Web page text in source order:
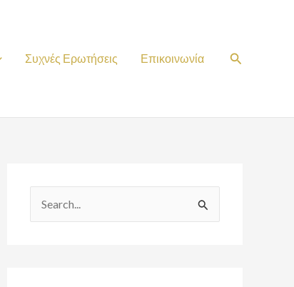
Συχνές Ερωτήσεις Επικοινωνία Search